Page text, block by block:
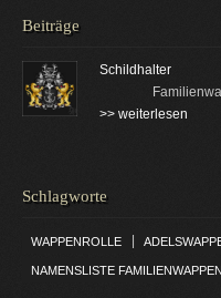
Beiträge
Schildhalter
>> weiterlesen
Schlagworte
WAPPENROLLE
NAMENSLISTE FAMILIENWAPPEN